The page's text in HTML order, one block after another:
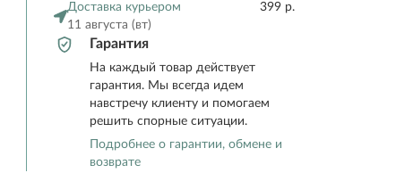
Доставка курьером
11 августа (вт)
399 р.
Гарантия
На каждый товар действует
гарантия. Мы всегда идем
навстречу клиенту и помогаем
решить спорные ситуации.
Подробнее о гарантии, обмене и
возврате